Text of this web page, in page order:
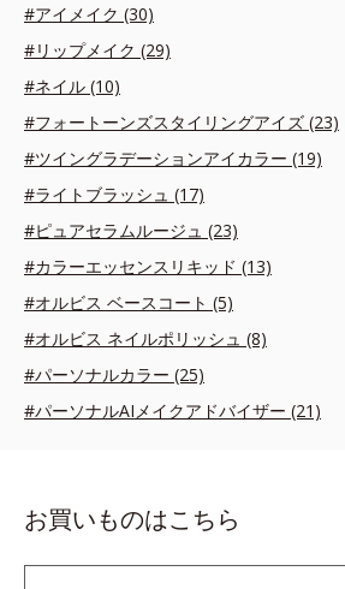
#アイメイク (30)
#リップメイク (29)
#ネイル (10)
#フォートーンズスタイリングアイズ (23)
#ツイングラデーションアイカラー (19)
#ライトブラッシュ (17)
#ピュアセラムルージュ (23)
#カラーエッセンスリキッド (13)
#オルビス ベースコート (5)
#オルビス ネイルポリッシュ (8)
#パーソナルカラー (25)
#パーソナルAIメイクアドバイザー (21)
お買いものはこちら